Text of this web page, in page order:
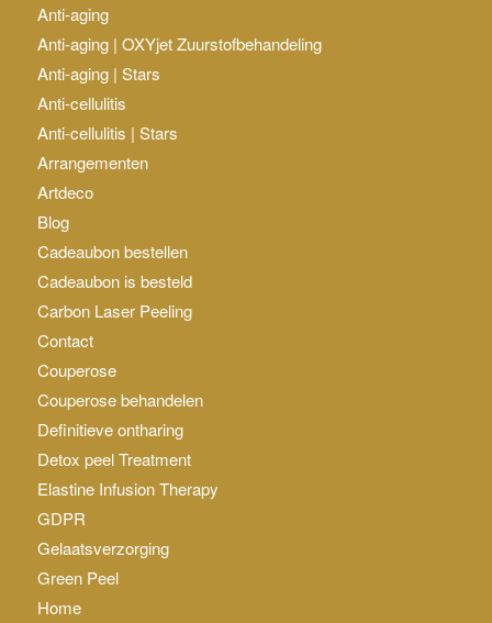
Anti-aging
Anti-aging | OXYjet Zuurstofbehandeling
Anti-aging | Stars
Anti-cellulitis
Anti-cellulitis | Stars
Arrangementen
Artdeco
Blog
Cadeaubon bestellen
Cadeaubon is besteld
Carbon Laser Peeling
Contact
Couperose
Couperose behandelen
Definitieve ontharing
Detox peel Treatment
Elastine Infusion Therapy
GDPR
Gelaatsverzorging
Green Peel
Home